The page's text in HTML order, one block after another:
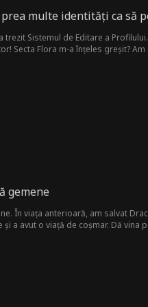
prea multe identități ca să
trezit Sistemul de Editare a
Secta Flora m-a înțeles greșit?
gemene
În viața anterioară, am salvat
a avut o viață de coșmar. Dă